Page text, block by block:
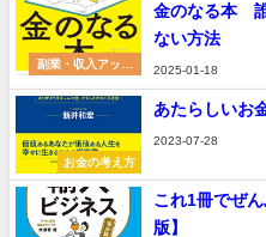
副業・収入アップ
金のなる本
ない方法
2025-01-18
お金の考え方
あたらしいお
2023-07-28
これ1冊でぜ
版】